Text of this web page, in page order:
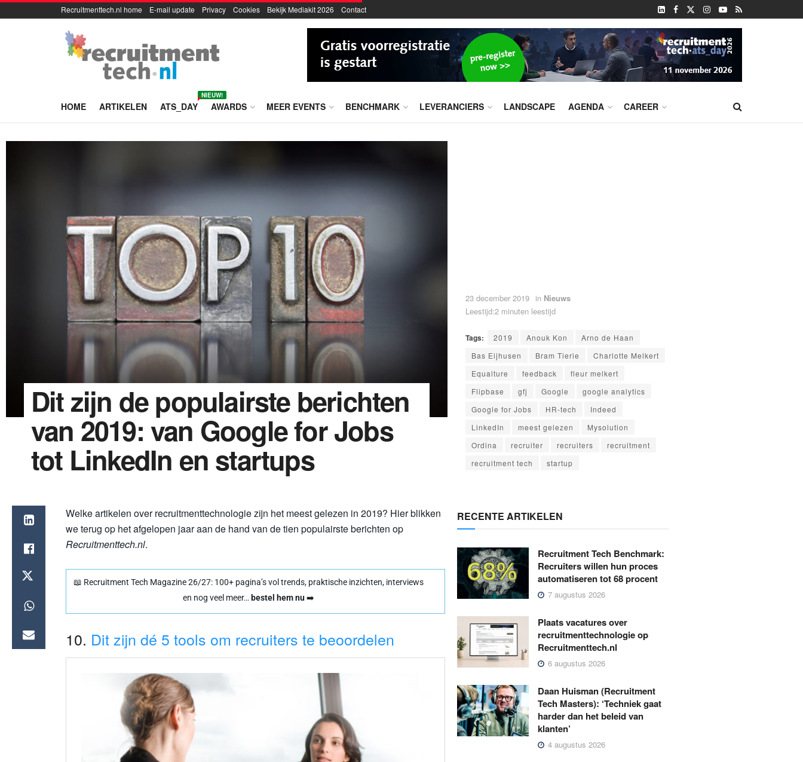
Recruitmenttech.nl home E-mail update Privacy Cookies Bekijk Mediakit 2026 Contact
HOME ARTIKELEN ATS_DAY
NIEUW!
AWARDS MEER EVENTS BENCHMARK LEVERANCIERS LANDSCAPE AGENDA CAREER
Dit zijn de populairste berichten
van 2019: van Google for Jobs
tot LinkedIn en startups
23 december 2019 in Nieuws
Leestijd:2 minuten leestijd
Tags: 2019 Anouk Kon
Arno de Haan
Bas Eijhusen
Bram Tierie
Charlotte Melkert
Equalture
feedback
fleur melkert
Flipbase
gfj Google
google analytics
Google for Jobs
HR-tech
Indeed
LinkedIn
meest gelezen
Mysolution
Ordina
recruiter recruiters
recruitment
recruitment tech
startup
Welke artikelen over recruitmenttechnologie zijn het meest gelezen in 2019? Hier blikken
we terug op het afgelopen jaar aan de hand van de tien populairste berichten op
Recruitmenttech.nl.
📖 Recruitment Tech Magazine 26/27: 100+ pagina’s vol trends, praktische inzichten, interviews
en nog veel meer… bestel hem nu➡️
10. Dit zijn dé 5 tools om recruiters te beoordelen
RECENTE ARTIKELEN
Recruitment Tech Benchmark:
Recruiters willen hun proces
automatiseren tot 68 procent
7 augustus 2026
Plaats vacatures over
recruitmenttechnologie op
Recruitmenttech.nl
6 augustus 2026
Daan Huisman (Recruitment
Tech Masters): ‘Techniek gaat
harder dan het beleid van
klanten’
4 augustus 2026